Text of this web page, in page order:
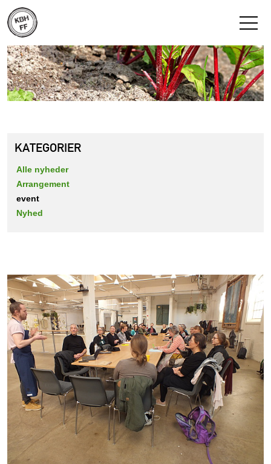
KATEGORIER
Alle nyheder
Arrangement
event
Nyhed